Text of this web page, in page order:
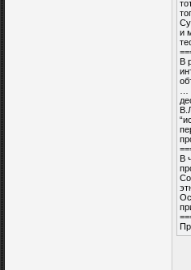
и
В
…
В